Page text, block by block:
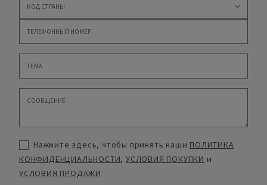
Нажмите здесь, чтобы принять наши ПОЛИТИКА
КОНФИДЕНЦИАЛЬНОСТИ,УСЛОВИЯ ПОКУПКИ и
УСЛОВИЯ ПРОДАЖИ